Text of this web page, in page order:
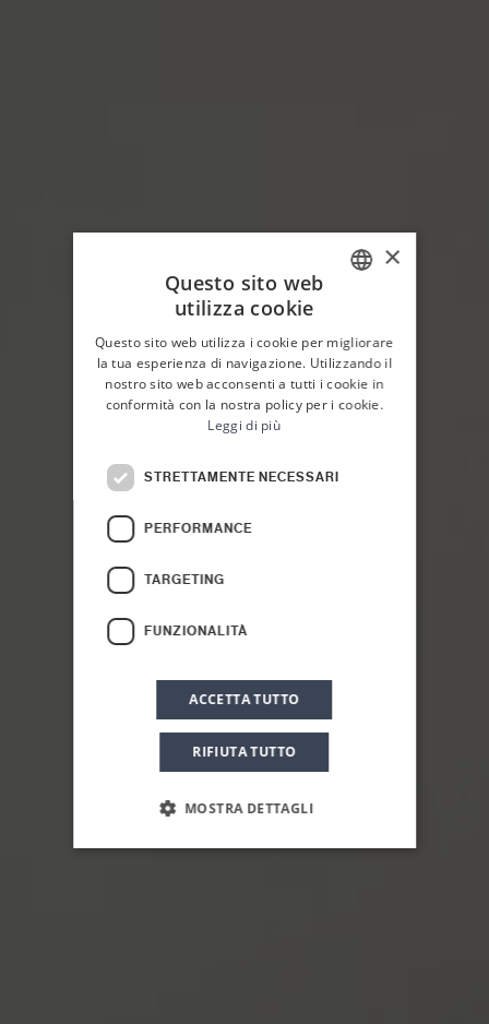
Camera con
Terrazzo e Vista
Mare
ENGLISH
×
Questo sito web
utilizza cookie
Questo sito web utilizza i cookie per migliorare
la tua esperienza di navigazione. Utilizzando il
nostro sito web acconsenti a tutti i cookie in
conformità con la nostra policy per i cookie.
Leggi di più
STRETTAMENTE NECESSARI
PERFORMANCE
TARGETING
FUNZIONALITÀ
ACCETTA TUTTO
RIFIUTA TUTTO
MOSTRA DETTAGLI